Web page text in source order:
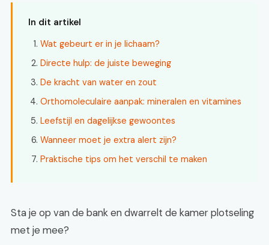
In dit artikel
Wat gebeurt er in je lichaam?
Directe hulp: de juiste beweging
De kracht van water en zout
Orthomoleculaire aanpak: mineralen en vitamines
Leefstijl en dagelijkse gewoontes
Wanneer moet je extra alert zijn?
Praktische tips om het verschil te maken
Sta je op van de bank en dwarrelt de kamer plotseling
met je mee?